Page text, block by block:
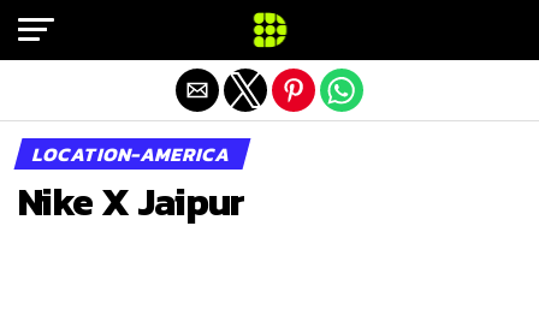
LOCATION-AMERICA
Nike X Jaipur
Exit mobile version